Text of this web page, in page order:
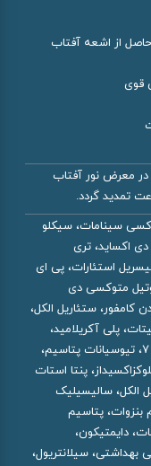
از اشعه آفتاب
قوی
در معرض نور آفتاب
سينامات، سيكلو
اكسايد، ترى
استئارات، پى اى
بوتيل متوكسى دى
بنزيليدن كامفور، ستئاریل الکل،
پلى آكريلاميد،
سی13-14 ايزو پارافين، لورت 7، تيوسيانات پتاسيم،
پنتا استات
الكل، ساليسيليک
پتاسيم
دايمتيكون،
بهداشتى، سيلانتريول،